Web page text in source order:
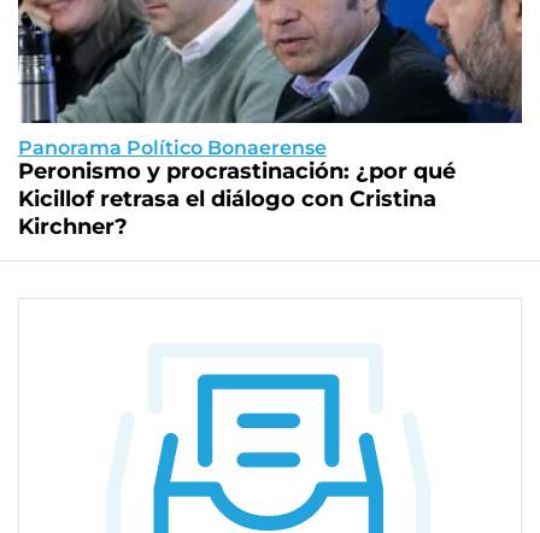
Panorama Político Bonaerense
Peronismo y procrastinación: ¿por qué
Kicillof retrasa el diálogo con Cristina
Kirchner?